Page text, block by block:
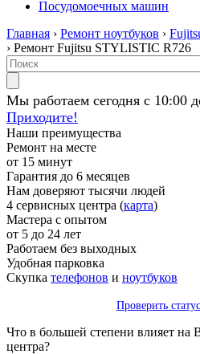
Посудомоечных машин
Главная › Ремонт ноутбуков ›
› Ремонт Fujitsu STYLISTIC R726
Мы работаем сегодня с 10:00
Приходите!
Наши преимущества
Ремонт на месте
от 15 минут
Гарантия до 6 месяцев
Нам доверяют тысячи людей
4 сервисных центра (карта)
Мастера с опытом
от 5 до 24 лет
Работаем без выходных
Удобная парковка
Скупка телефонов и ноутбуков
Проверить
Что в большей степени влияет на
центра?